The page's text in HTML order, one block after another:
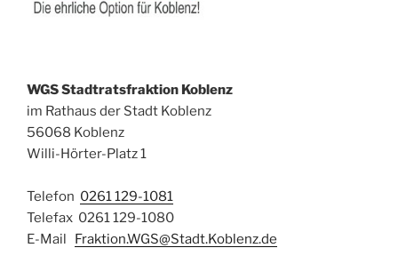
WGS Stadtratsfraktion Koblenz
im Rathaus der Stadt Koblenz
56068 Koblenz
Willi-Hörter-Platz 1
Telefon 0261 129-1081
Telefax 0261 129-1080
E-Mail
Fraktion.WGS@Stadt.Koblenz.de